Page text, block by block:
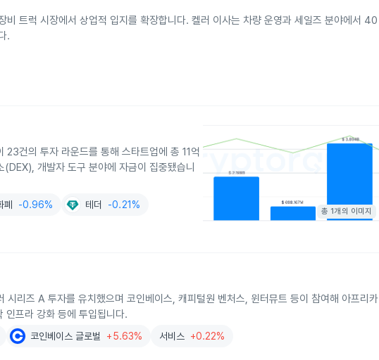
트럭 시장에서 상업적 입지를 확장합니다. 켈러 이사는 차량 운영과 세일즈 분야에서 40
.
건의 투자 라운드를 통해 스타트업에 총 11억
개발자 도구 분야에 자금이 집중됐습니
폐 -0.96% 테더 -0.21%
총 1개의 이미지
리즈 A 투자를 유치했으며 코인베이스, 캐피털원 벤처스, 윈터뮤트 등이 참여해 아프리카
인프라 강화 등에 투입됩니다.
코인베이스 글로벌 +5.63% 서비스 +0.22%